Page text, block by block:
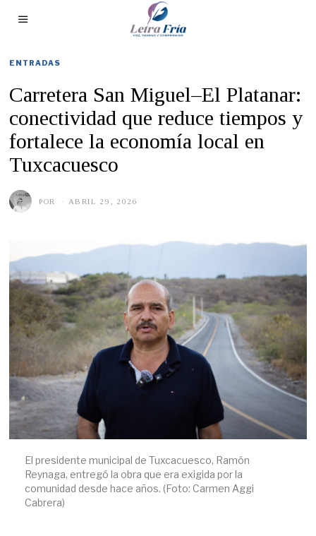
ENTRADAS
Carretera San Miguel–El Platanar:
conectividad que reduce tiempos y
fortalece la economía local en
Tuxcacuesco
POR ABRIL 29, 2026
L
,
2
2
6
El presidente municipal de Tuxcacuesco, Ramón
Reynaga, entregó la obra que era exigida por la
comunidad desde hace años. (Foto: Carmen Aggi
Cabrera)